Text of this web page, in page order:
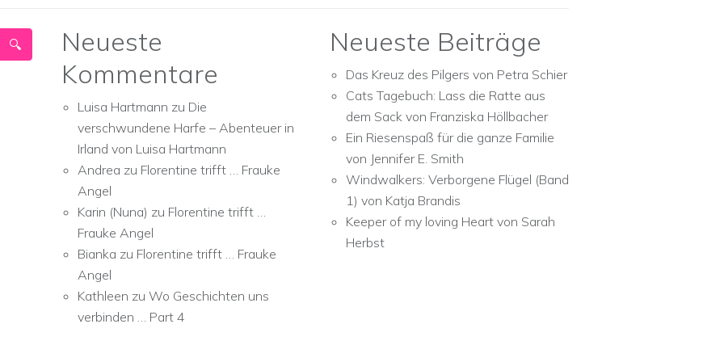
Neueste
Kommentare
Luisa Hartmann zu Die
verschwundene Harfe – Abenteuer in
Irland von Luisa Hartmann
Andrea zu Florentine trifft … Frauke
Angel
Karin (Nuna) zu Florentine trifft …
Frauke Angel
Bianka zu Florentine trifft … Frauke
Angel
Kathleen zu Wo Geschichten uns
verbinden … Part 4
Neueste Beiträge
Das Kreuz des Pilgers von Petra Schier
Cats Tagebuch: Lass die Ratte aus
dem Sack von Franziska Höllbacher
Ein Riesenspaß für die ganze Familie
von Jennifer E. Smith
Windwalkers: Verborgene Flügel (Band
1) von Katja Brandis
Keeper of my loving Heart von Sarah
Herbst